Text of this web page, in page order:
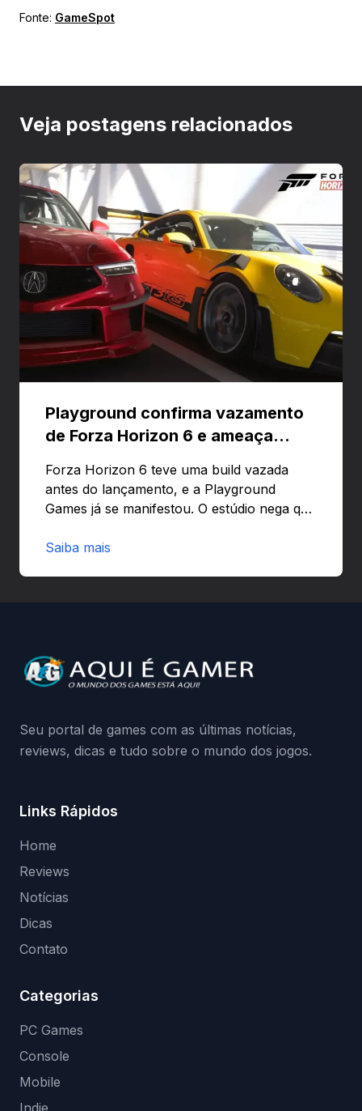
Fonte: GameSpot
Veja postagens relacionados
Playground confirma vazamento
de Forza Horizon 6 e ameaça
Forza Horizon 6 teve uma build vazada
antes do lançamento, e a Playground
Games já se manifestou. O estúdio nega que
preload e avisa que quem usar versões não
da Playground: negação do preload,
medidas contra acessos não autorizados
Saiba mais
Seu portal de games com as últimas notícias,
reviews, dicas e tudo sobre o mundo dos jogos.
Links Rápidos
Home
Reviews
Notícias
Dicas
Contato
Categorias
PC Games
Console
Mobile
Indie